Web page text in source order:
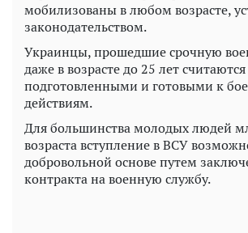
мобилизованы в любом возрасте,
законодательством.
Украинцы, прошедшие срочную
даже в возрасте до 25 лет считаются
подготовленными и готовыми к
действиям.
Для большинства молодых людей
возраста вступление в ВСУ
добровольной основе путем
контракта на военную службу.